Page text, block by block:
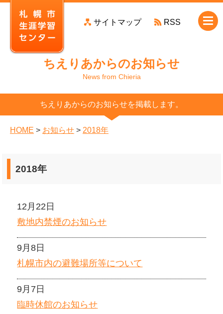
サイトマップ RSS
ちえりあからのお知らせ
News from Chieria
ちえりあからのお知らせを掲載します。
HOME > お知らせ > 2018年
2018年
12月22日
敷地内禁煙のお知らせ
9月8日
札幌市内の避難場所等について
9月7日
臨時休館のお知らせ